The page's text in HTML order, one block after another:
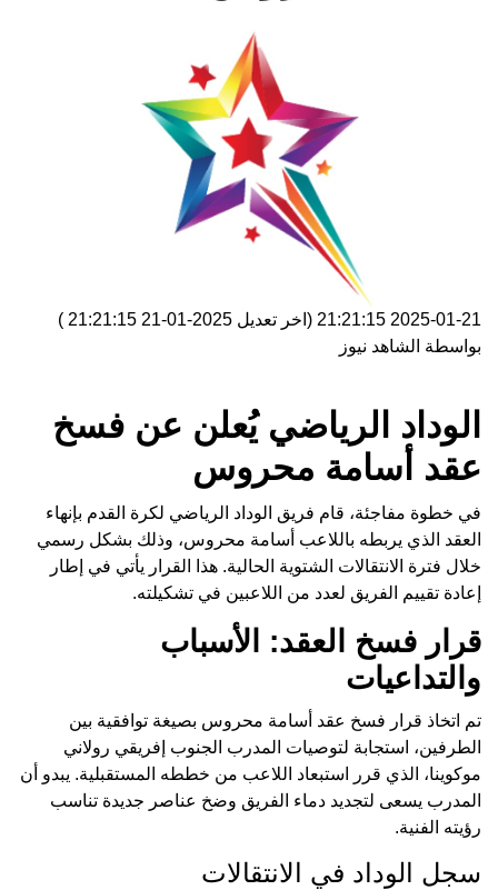
2025-01-21 21:21:15 (اخر تعديل 2025-01-21 21:21:15
)
بواسطة الشاهد نيوز
الوداد الرياضي يُعلن عن فسخ
عقد أسامة محروس
في خطوة مفاجئة، قام فريق الوداد الرياضي لكرة القدم بإنهاء
العقد الذي يربطه باللاعب أسامة محروس، وذلك بشكل رسمي
خلال فترة الانتقالات الشتوية الحالية. هذا القرار يأتي في إطار
إعادة تقييم الفريق لعدد من اللاعبين في تشكيلته.
قرار فسخ العقد: الأسباب
والتداعيات
تم اتخاذ قرار فسخ عقد أسامة محروس بصيغة توافقية بين
الطرفين، استجابة لتوصيات المدرب الجنوب إفريقي رولاني
موكوينا، الذي قرر استبعاد اللاعب من خططه المستقبلية. يبدو أن
المدرب يسعى لتجديد دماء الفريق وضخ عناصر جديدة تناسب
رؤيته الفنية.
سجل الوداد في الانتقالات